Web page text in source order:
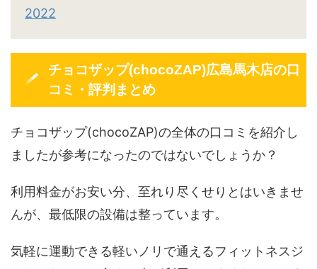
2022
チョコザップ(chocoZAP)広島馬木店の口
コミ・評判まとめ
チョコザップ(chocoZAP)の全体の口コミを紹介し
ましたが参考になったのではないでしょうか？
利用料金がお安い分、至れり尽くせりとはいきませ
んが、最低限の設備は整っています。
気軽に運動できる軽いノリで通えるフィットネスジ